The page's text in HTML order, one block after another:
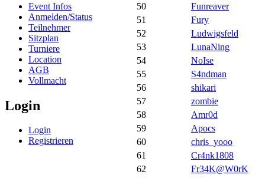
Event Infos
Anmelden/Status
Teilnehmer
Sitzplan
Turniere
Location
AGB
Vollmacht
Login
Login
Registrieren
50
Funreaver
51
Fury
52
Ludwigsfeld
53
LunaNing
54
NoIse
55
S4ndman
56
shikari
57
zombie
58
Amr0d
59
Apocs
60
chris_yooo
61
Cr4nk1808
62
Fr34K@W0rK